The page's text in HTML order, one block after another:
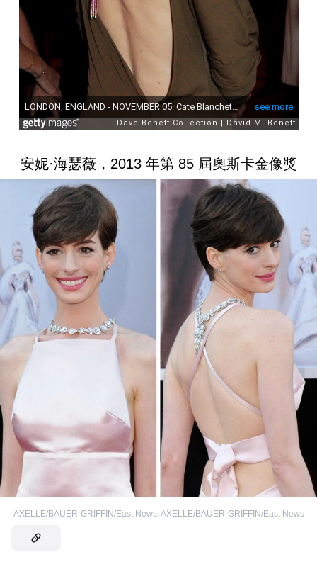
安妮·海瑟薇，2013 年第 85 屆奧斯卡金像獎
AXELLE/BAUER-GRIFFIN/East News, AXELLE/BAUER-GRIFFIN/East News